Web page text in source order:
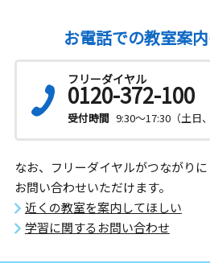
お電話での教室案内
フリーダイヤル
0120-372-100
受付時間 9:30～17:30（土日
なお、フリーダイヤルがつながり
お問い合わせいただけます。
近くの教室を案内してほしい
学習に関するお問い合わせ